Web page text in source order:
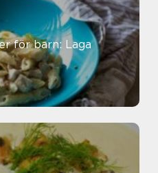
för barn: Laga